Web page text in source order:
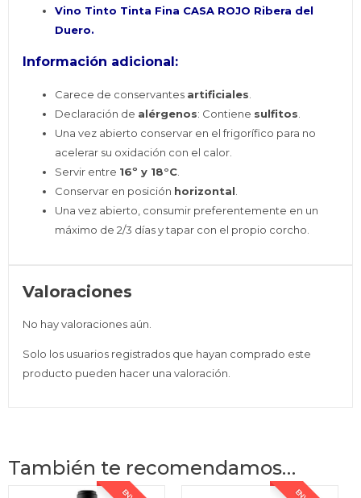
Vino Tinto Tinta Fina CASA ROJO Ribera del
Duero.
Información adicional:
Carece de conservantes artificiales.
Declaración de alérgenos: Contiene sulfitos.
Una vez abierto conservar en el frigorífico para no
acelerar su oxidación con el calor.
Servir entre 16º y 18°C.
Conservar en posición horizontal.
Una vez abierto, consumir preferentemente en un
máximo de 2/3 días y tapar con el propio corcho.
Valoraciones
No hay valoraciones aún.
Solo los usuarios registrados que hayan comprado este
producto pueden hacer una valoración.
También te recomendamos…